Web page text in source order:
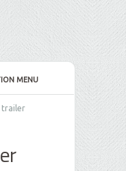
MENU
trailer